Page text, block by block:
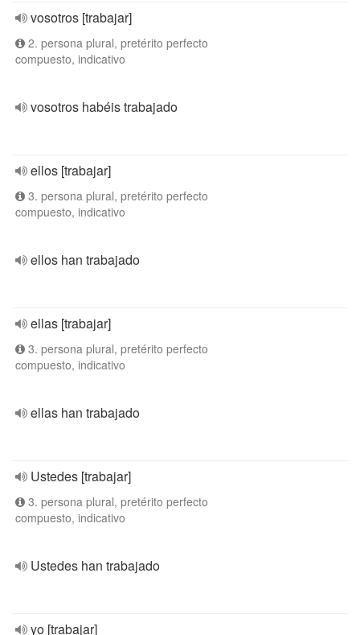
vosotros [trabajar]
2. persona plural, pretérito perfecto
compuesto, indicativo
vosotros habéis trabajado
ellos [trabajar]
3. persona plural, pretérito perfecto
compuesto, indicativo
ellos han trabajado
ellas [trabajar]
3. persona plural, pretérito perfecto
compuesto, indicativo
ellas han trabajado
Ustedes [trabajar]
3. persona plural, pretérito perfecto
compuesto, indicativo
Ustedes han trabajado
yo [trabajar]